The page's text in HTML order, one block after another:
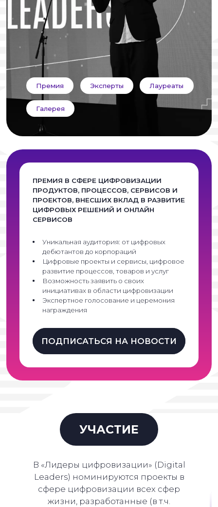
Премия Эксперты Лауреаты
Галерея
ПРЕМИЯ В СФЕРЕ ЦИФРОВИЗАЦИИ
ПРОДУКТОВ, ПРОЦЕССОВ, СЕРВИСОВ И
ПРОЕКТОВ, ВНЕСШИХ ВКЛАД В РАЗВИТИЕ
ЦИФРОВЫХ РЕШЕНИЙ И ОНЛАЙН
СЕРВИСОВ
Уникальная аудитория: от цифровых
дебютантов до корпораций
Цифровые проекты и сервисы, цифровое
развитие процессов, товаров и услуг
Возможность заявить о своих
инициативах в области цифровизации
Экспертное голосование и церемония
награждения
ПОДПИСАТЬСЯ НА НОВОСТИ
УЧАСТИЕ
В «Лидеры цифровизации» (Digital
Leaders) номинируются проекты в
сфере цифровизации всех сфер
жизни, разработанные (в т.ч.